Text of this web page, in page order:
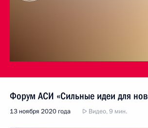
Форум АСИ «Сильные идеи для
13 ноября 2020 года Видео, 9 мин.